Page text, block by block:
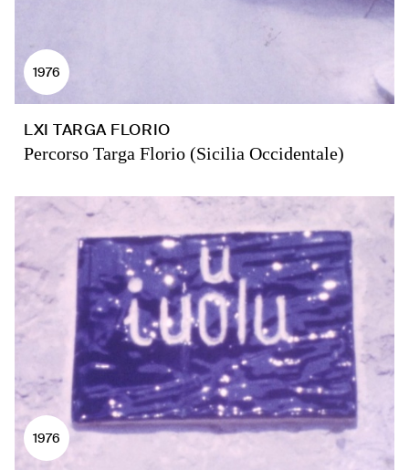
1976
LXI TARGA FLORIO
Percorso Targa Florio (Sicilia Occidentale)
1976